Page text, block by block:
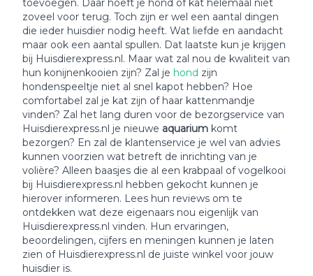
toevoegen. Daar hoeft je hond of kat helemaal niet
zoveel voor terug. Toch zijn er wel een aantal dingen
die ieder huisdier nodig heeft. Wat liefde en aandacht
maar ook een aantal spullen. Dat laatste kun je krijgen
bij Huisdierexpress.nl. Maar wat zal nou de kwaliteit van
hun konijnenkooien zijn? Zal je hond zijn
hondenspeeltje niet al snel kapot hebben? Hoe
comfortabel zal je kat zijn of haar kattenmandje
vinden? Zal het lang duren voor de bezorgservice van
Huisdierexpress.nl je nieuwe aquarium komt
bezorgen? En zal de klantenservice je wel van advies
kunnen voorzien wat betreft de inrichting van je
volière? Alleen baasjes die al een krabpaal of vogelkooi
bij Huisdierexpress.nl hebben gekocht kunnen je
hierover informeren. Lees hun reviews om te
ontdekken wat deze eigenaars nou eigenlijk van
Huisdierexpress.nl vinden. Hun ervaringen,
beoordelingen, cijfers en meningen kunnen je laten
zien of Huisdierexpress.nl de juiste winkel voor jouw
huisdier is.